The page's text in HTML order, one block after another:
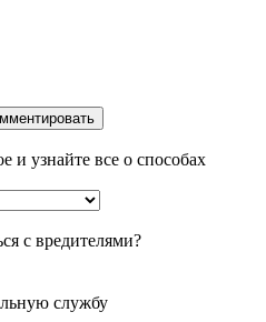
и узнайте все о способах
с вредителями?
службу